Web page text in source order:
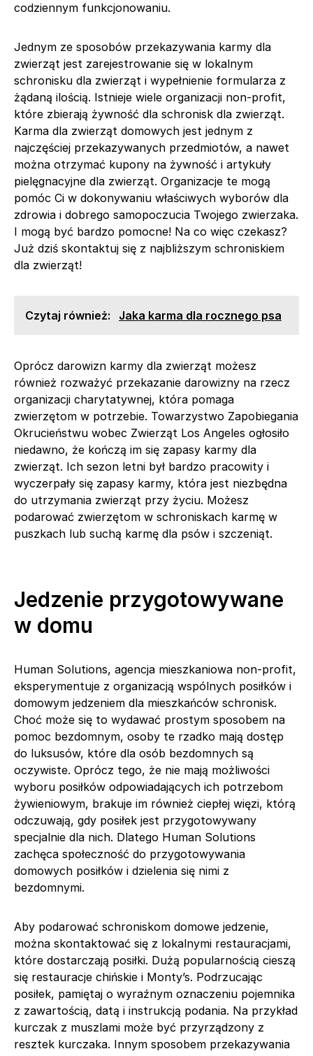
codziennym funkcjonowaniu.
Jednym ze sposobów przekazywania karmy dla
zwierząt jest zarejestrowanie się w lokalnym
schronisku dla zwierząt i wypełnienie formularza z
żądaną ilością. Istnieje wiele organizacji non-profit,
które zbierają żywność dla schronisk dla zwierząt.
Karma dla zwierząt domowych jest jednym z
najczęściej przekazywanych przedmiotów, a nawet
można otrzymać kupony na żywność i artykuły
pielęgnacyjne dla zwierząt. Organizacje te mogą
pomóc Ci w dokonywaniu właściwych wyborów dla
zdrowia i dobrego samopoczucia Twojego zwierzaka.
I mogą być bardzo pomocne! Na co więc czekasz?
Już dziś skontaktuj się z najbliższym schroniskiem
dla zwierząt!
Czytaj również: Jaka karma dla rocznego psa
Oprócz darowizn karmy dla zwierząt możesz
również rozważyć przekazanie darowizny na rzecz
organizacji charytatywnej, która pomaga
zwierzętom w potrzebie. Towarzystwo Zapobiegania
Okrucieństwu wobec Zwierząt Los Angeles ogłosiło
niedawno, że kończą im się zapasy karmy dla
zwierząt. Ich sezon letni był bardzo pracowity i
wyczerpały się zapasy karmy, która jest niezbędna
do utrzymania zwierząt przy życiu. Możesz
podarować zwierzętom w schroniskach karmę w
puszkach lub suchą karmę dla psów i szczeniąt.
Jedzenie przygotowywane
w domu
Human Solutions, agencja mieszkaniowa non-profit,
eksperymentuje z organizacją wspólnych posiłków i
domowym jedzeniem dla mieszkańców schronisk.
Choć może się to wydawać prostym sposobem na
pomoc bezdomnym, osoby te rzadko mają dostęp
do luksusów, które dla osób bezdomnych są
oczywiste. Oprócz tego, że nie mają możliwości
wyboru posiłków odpowiadających ich potrzebom
żywieniowym, brakuje im również ciepłej więzi, którą
odczuwają, gdy posiłek jest przygotowywany
specjalnie dla nich. Dlatego Human Solutions
zachęca społeczność do przygotowywania
domowych posiłków i dzielenia się nimi z
bezdomnymi.
Aby podarować schroniskom domowe jedzenie,
można skontaktować się z lokalnymi restauracjami,
które dostarczają posiłki. Dużą popularnością cieszą
się restauracje chińskie i Monty’s. Podrzucając
posiłek, pamiętaj o wyraźnym oznaczeniu pojemnika
z zawartością, datą i instrukcją podania. Na przykład
kurczak z muszlami może być przyrządzony z
resztek kurczaka. Innym sposobem przekazywania